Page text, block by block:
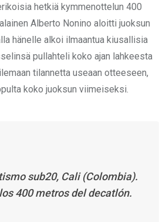
hetkiä kymmenottelun 400
Alberto Nonino aloitti juoksun
hänelle alkoi ilmaantua kiusallisia
pullahteli koko ajan lahkeesta
tilannetta useaan otteeseen,
koko juoksun viimeiseksi.
sub20, Cali (Colombia).
400 metros del decatlón.